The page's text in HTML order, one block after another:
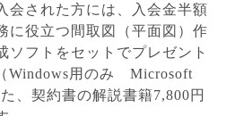
会された方には、入会金半額
に役立つ間取図（平面図）作
ソフトをセットでプレゼント
Windows用のみ Microsoft
、契約書の解説書籍7,800円